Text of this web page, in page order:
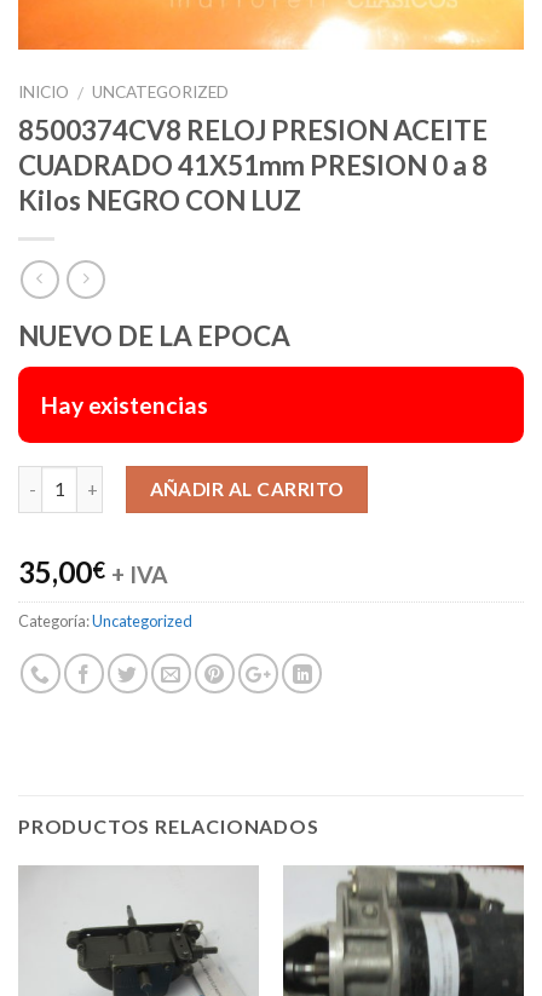
INICIO / UNCATEGORIZED
8500374CV8 RELOJ PRESION ACEITE
CUADRADO 41X51mm PRESION 0 a 8
Kilos NEGRO CON LUZ
NUEVO DE LA EPOCA
Hay existencias
AÑADIR AL CARRITO
35,00€ + IVA
Categoría:Uncategorized
PRODUCTOS RELACIONADOS